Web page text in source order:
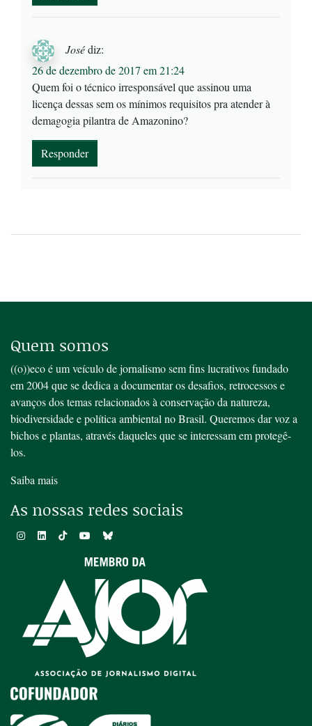
Josédiz:
26 de dezembro de 2017 em 21:24
Quem foi o técnico irresponsável que assinou uma
licença dessas sem os mínimos requisitos pra atender à
demagogia pilantra de Amazonino?
Responder
Quem somos
((o))eco é um veículo de jornalismo sem fins lucrativos fundado
em 2004 que se dedica a documentar os desafios, retrocessos e
avanços dos temas relacionados à conservação da natureza,
biodiversidade e política ambiental no Brasil. Queremos dar voz a
bichos e plantas, através daqueles que se interessam em protegê-
los.
Saiba mais
As nossas redes sociais